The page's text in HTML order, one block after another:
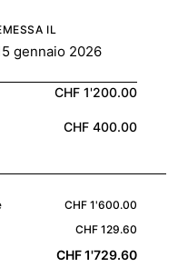
IL
gennaio 2026
CHF 1'200.00
CHF 400.00
CHF 1'600.00
CHF 129.60
CHF 1'729.60